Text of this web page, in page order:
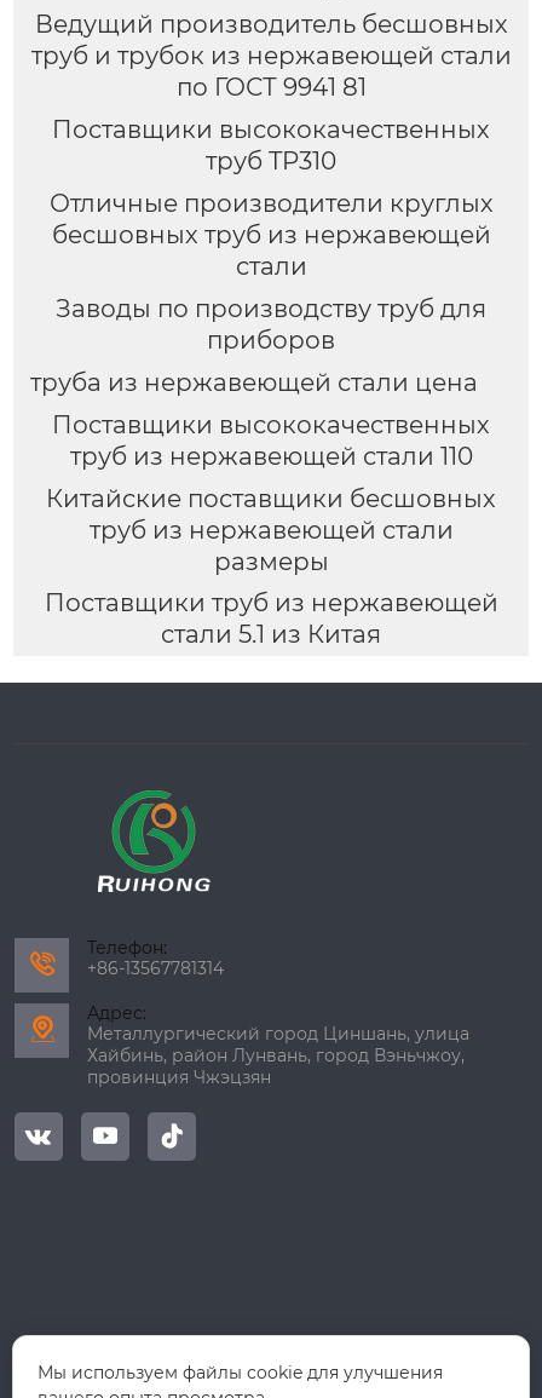
Ведущий производитель бесшовных
труб и трубок из нержавеющей стали
по ГОСТ 9941 81
Поставщики высококачественных
труб TP310
Отличные производители круглых
бесшовных труб из нержавеющей
стали
Заводы по производству труб для
приборов
труба из нержавеющей стали цена
Поставщики высококачественных
труб из нержавеющей стали 110
Китайские поставщики бесшовных
труб из нержавеющей стали
размеры
Поставщики труб из нержавеющей
стали 5.1 из Китая

Телефон:
+86-13567781314

Адрес:
Металлургический город Циншань, улица
Хайбинь, район Лунвань, город Вэньчжоу,
провинция Чжэцзян
  
Мы используем файлы cookie для улучшения